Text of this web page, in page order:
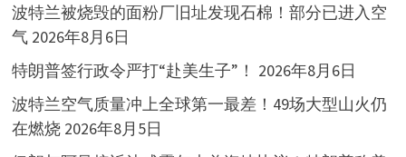
波特兰被烧毁的面粉厂旧址发现石棉！部分已进入空
气 2026年8月6日
特朗普签行政令严打“赴美生子”！ 2026年8月6日
波特兰空气质量冲上全球第一最差！49场大型山火仍
在燃烧 2026年8月5日